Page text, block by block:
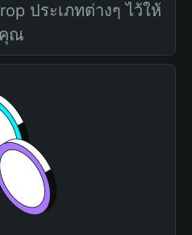
ประเภทต่างๆ ไว้ให้
คุณ